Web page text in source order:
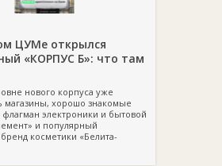
ЦУМе открылся
«КОРПУС Б»: что там
нового корпуса уже
магазины, хорошо знакомые
флагман электроники и бытовой
и популярный
косметики «Белита-